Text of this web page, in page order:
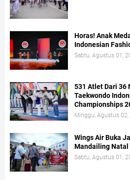
Horas! Anak
Indonesian
Sabtu, Agustus 01,
531 Atlet Dari 36
Taekwondo
Championships
Minggu, Agustus 02,
Wings Air Buka
Mandailing Natal
Sabtu, Agustus 01,